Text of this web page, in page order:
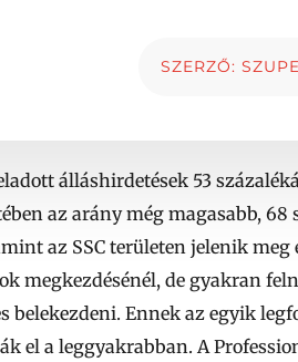
SZERZŐ:
álláshirdetések 53
az arány még magasabb,
az SSC területen jelenik
megkezdésénél, de gyakran
belekezdeni. Ennek az egyik
el a leggyakrabban. A